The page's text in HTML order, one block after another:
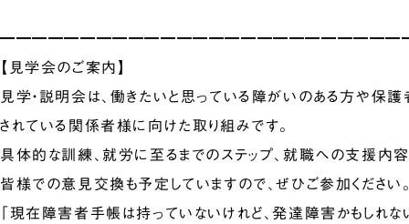
【見学会のご案内】
見学・説明会は、働きたいと思っている障がいのある方や保護
されている関係者様に向けた取り組みです。
具体的な訓練、就労に至るまでのステップ、就職への支援内
皆様での意見交換も予定していますので、ぜひご参加ください
「現在障害者手帳は持っていないけれど、発達障害かもしれな